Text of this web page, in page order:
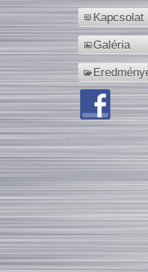
Kapcsolat
Galéria